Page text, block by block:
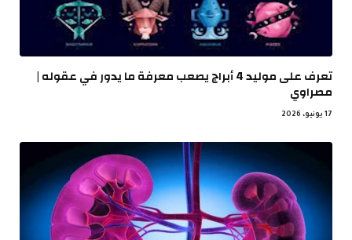
تعرف على موليد 4 أبراج يصعب معرفة ما يدور في عقوله |
مصراوي
17 يونيو، 2026